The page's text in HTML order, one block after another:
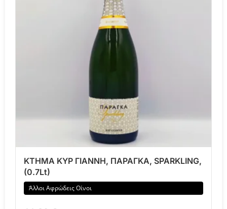
ΚΤΗΜΑ ΚΥΡ ΓΙΑΝΝΗ, ΠΑΡΑΓΚΑ, SPARKLING,
(0.7Lt)
Άλλοι Αφρώδεις Οίνοι